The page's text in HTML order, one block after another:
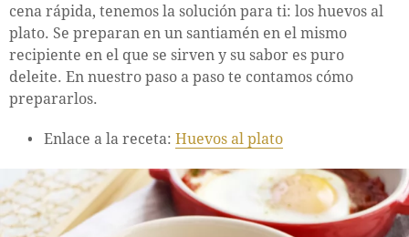
cena rápida, tenemos la solución para ti: los huevos al
plato. Se preparan en un santiamén en el mismo
recipiente en el que se sirven y su sabor es puro
deleite. En nuestro paso a paso te contamos cómo
prepararlos.
Enlace a la receta: Huevos al plato